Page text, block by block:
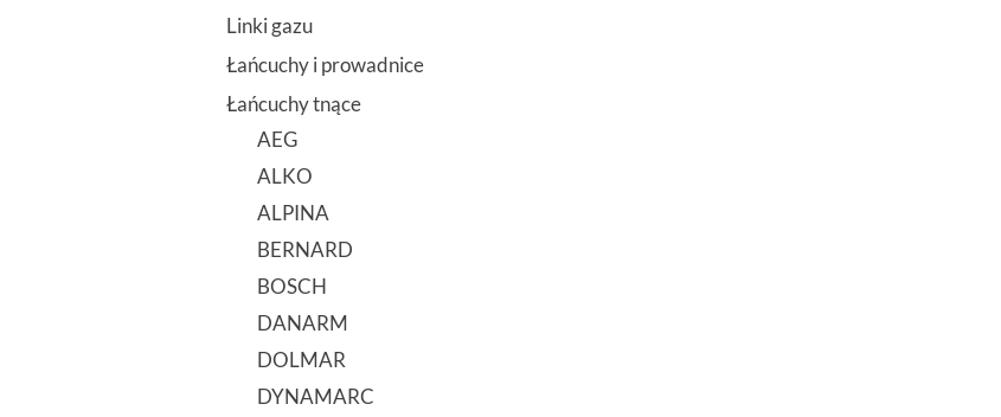
Linki gazu
Łańcuchy i prowadnice
Łańcuchy tnące
AEG
ALKO
ALPINA
BERNARD
BOSCH
DANARM
DOLMAR
DYNAMARC